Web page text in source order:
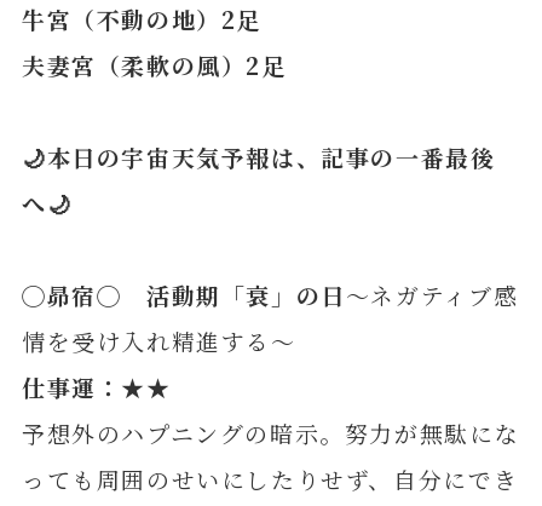
牛宮（不動の地）2足
夫妻宮（柔軟の風）2足
🌙本日の宇宙天気予報は、記事の一番最後
へ🌙
◯昴宿◯ 活動期「衰」の日～ネガティブ感
情を受け入れ精進する～
仕事運：★★
予想外のハプニングの暗示。努力が無駄にな
っても周囲のせいにしたりせず、自分にでき